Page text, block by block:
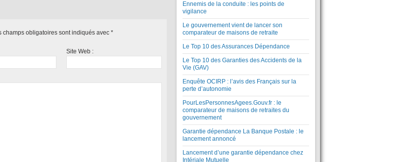
champs obligatoires sont indiqués avec *
Site Web :
Ennemis de la conduite : les points de
vigilance
Le gouvernement vient de lancer son
comparateur de maisons de retraite
Le Top 10 des Assurances Dépendance
Le Top 10 des Garanties des Accidents de la
Vie (GAV)
Enquête OCIRP : l’avis des Français sur la
perte d’autonomie
PourLesPersonnesAgees.Gouv.fr : le
comparateur de maisons de retraites du
gouvernement
Garantie dépendance La Banque Postale : le
lancement annoncé
Lancement d’une garantie dépendance chez
Intériale Mutuelle